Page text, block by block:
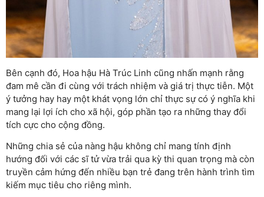
Bên cạnh đó, Hoa hậu Hà Trúc Linh cũng nhấn mạnh rằng
đam mê cần đi cùng với trách nhiệm và giá trị thực tiễn. Một
ý tưởng hay hay một khát vọng lớn chỉ thực sự có ý nghĩa khi
mang lại lợi ích cho xã hội, góp phần tạo ra những thay đổi
tích cực cho cộng đồng.
Những chia sẻ của nàng hậu không chỉ mang tính định
hướng đối với các sĩ tử vừa trải qua kỳ thi quan trọng mà còn
truyền cảm hứng đến nhiều bạn trẻ đang trên hành trình tìm
kiếm mục tiêu cho riêng mình.